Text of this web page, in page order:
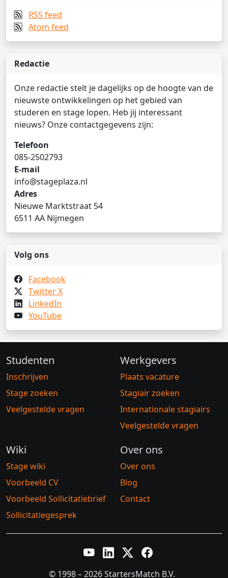
RSS feed
Atom feed
Redactie
Onze redactie stelt je dagelijks op de hoogte van de
nieuwste ontwikkelingen op het gebied van
studeren en stage lopen. Heb jij interessant
nieuws? Onze contactgegevens zijn:
Telefoon
085-2502793
E-mail
info@stageplaza.nl
Adres
Nieuwe Marktstraat 54
6511 AA Nijmegen
Volg ons
Facebook
Twitter X
LinkedIn
YouTube
Studenten
Inschrijven
Stage zoeken
Veelgestelde vragen
Werkgevers
Plaats vacature
Stagiair zoeken
Internationale stagiairs
Veelgestelde vragen
Wiki
Stage wiki
Voorbeeld CV
Voorbeeld Sollicitatiebrief
Sollicitatiegesprek
Over ons
Over ons
Blog
Contact
YouTubeLinkedInTwitter XFacebook
© 1998 – 2026 StartersMatch B.V.